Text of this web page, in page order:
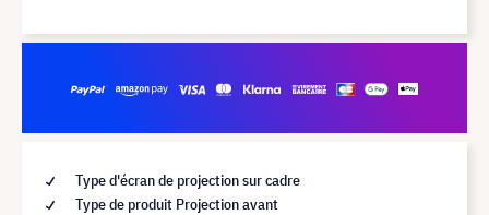
Type d'écran de projection sur cadre
Type de produit Projection avant